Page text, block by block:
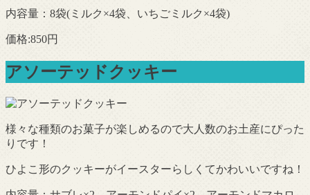
内容量：8袋(ミルク×4袋、いちごミルク×4袋)
価格:850円
アソーテッドクッキー
様々な種類のお菓子が楽しめるので大人数のお土産にぴった
りです！
ひよこ形のクッキーがイースターらしくてかわいいですね！